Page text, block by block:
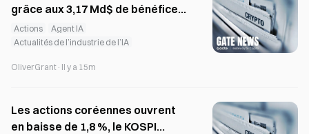
grâce aux 3,17 Md$ de bénéfice
brut du T2, l’IA touche tout le
code
Actions
Agent IA
Actualités de l’industrie de l’IA
OliverGrant · Il y a 15m
Les actions coréennes ouvrent
en baisse de 1,8 %, le KOSPI